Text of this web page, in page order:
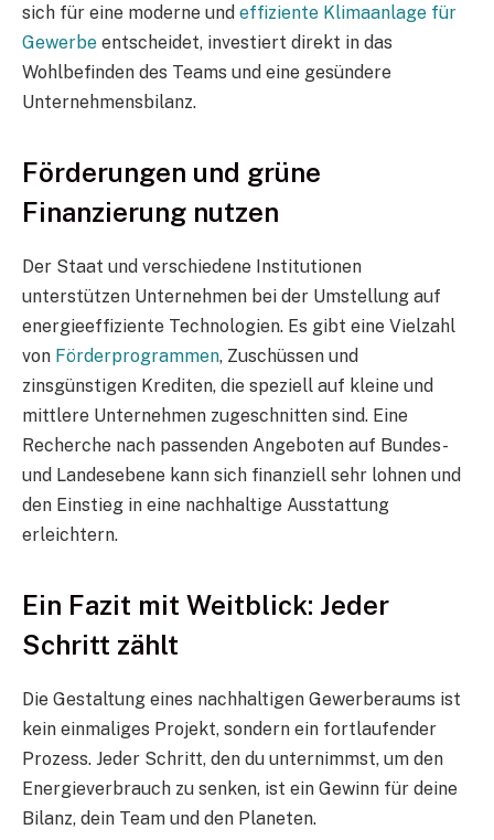
sich für eine moderne und effiziente Klimaanlage für
Gewerbe entscheidet, investiert direkt in das
Wohlbefinden des Teams und eine gesündere
Unternehmensbilanz.
Förderungen und grüne
Finanzierung nutzen
Der Staat und verschiedene Institutionen
unterstützen Unternehmen bei der Umstellung auf
energieeffiziente Technologien. Es gibt eine Vielzahl
von Förderprogrammen, Zuschüssen und
zinsgünstigen Krediten, die speziell auf kleine und
mittlere Unternehmen zugeschnitten sind. Eine
Recherche nach passenden Angeboten auf Bundes-
und Landesebene kann sich finanziell sehr lohnen und
den Einstieg in eine nachhaltige Ausstattung
erleichtern.
Ein Fazit mit Weitblick: Jeder
Schritt zählt
Die Gestaltung eines nachhaltigen Gewerberaums ist
kein einmaliges Projekt, sondern ein fortlaufender
Prozess. Jeder Schritt, den du unternimmst, um den
Energieverbrauch zu senken, ist ein Gewinn für deine
Bilanz, dein Team und den Planeten.